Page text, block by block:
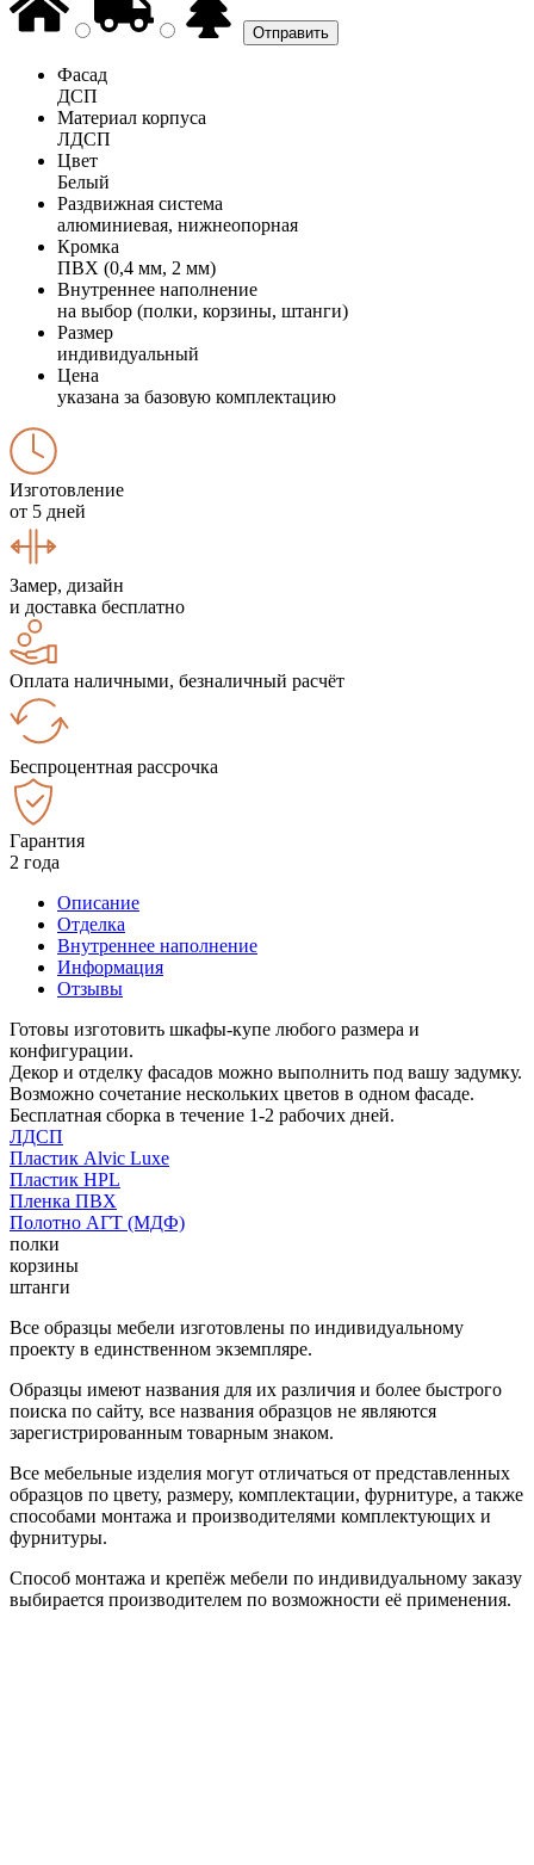
Фасад
ДСП
Материал корпуса
ЛДСП
Цвет
Белый
Раздвижная система
алюминиевая, нижнеопорная
Кромка
ПВХ (0,4 мм, 2 мм)
Внутреннее наполнение
на выбор (полки, корзины, штанги)
Размер
индивидуальный
Цена
указана за базовую комплектацию
Изготовление
от 5 дней
Замер, дизайн
и доставка бесплатно
Оплата наличными, безналичный расчёт
Беспроцентная рассрочка
Гарантия
2 года
Описание
Отделка
Внутреннее наполнение
Информация
Отзывы
Готовы изготовить шкафы-купе любого размера и
конфигурации.
Декор и отделку фасадов можно выполнить под вашу задумку.
Возможно сочетание нескольких цветов в одном фасаде.
Бесплатная сборка в течение 1-2 рабочих дней.
ЛДСП
Пластик Alvic Luxe
Пластик HPL
Пленка ПВХ
Полотно АГТ (МДФ)
полки
корзины
штанги
Все образцы мебели изготовлены по индивидуальному
проекту в единственном экземпляре.
Образцы имеют названия для их различия и более быстрого
поиска по сайту, все названия образцов не являются
зарегистрированным товарным знаком.
Все мебельные изделия могут отличаться от представленных
образцов по цвету, размеру, комплектации, фурнитуре, а также
способами монтажа и производителями комплектующих и
фурнитуры.
Способ монтажа и крепёж мебели по индивидуальному заказу
выбирается производителем по возможности её применения.